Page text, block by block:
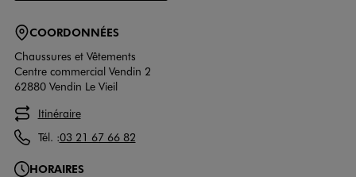
COORDONNÉES
Chaussures et Vêtements
Centre commercial Vendin 2
62880 Vendin Le Vieil
Itinéraire
Tél. :03 21 67 66 82
HORAIRES